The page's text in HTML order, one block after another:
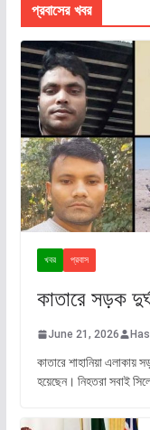
প্রবাসের খবর
খবর প্রবাস
কাতারে সড়ক
June 21, 2026
কাতারে শাহানিয়া এলাকায়
হয়েছেন। নিহতরা সবাই